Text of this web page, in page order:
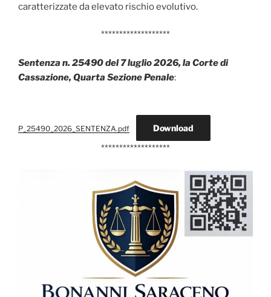
caratterizzate da elevato rischio evolutivo.
*******************
Sentenza n. 25490 del 7 luglio 2026, la Corte di
Cassazione, Quarta Sezione Penale:
P_25490_2026_SENTENZA.pdf Download
*******************